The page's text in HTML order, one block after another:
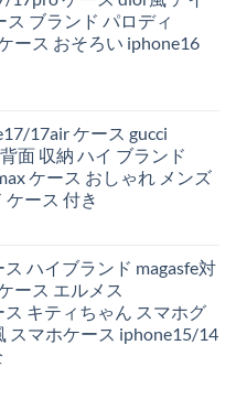
ブランド パロディ
ース おそろい iphone16
17air ケース gucci
面 収納 ハイ ブランド
ケース おしゃれ メンズ
ケース 付き
ハイブランド magasfe対
ース エルメス
キティちゃん スマホグ
スマホケース iphone15/14